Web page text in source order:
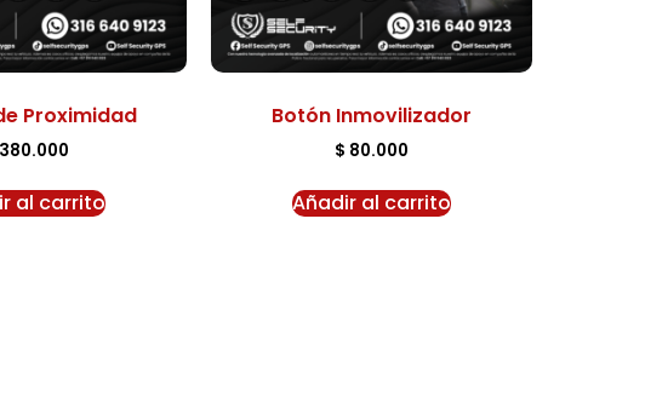
Proximidad
380.000
al carrito
Botón Inmovilizador
$ 80.000
Añadir al carrito